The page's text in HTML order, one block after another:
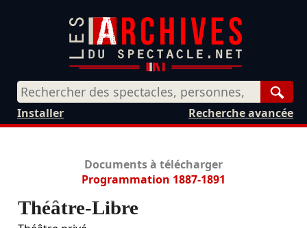
Recherche avancée
Installer
Documents à télécharger
Programmation 1887-1891
Théâtre-Libre